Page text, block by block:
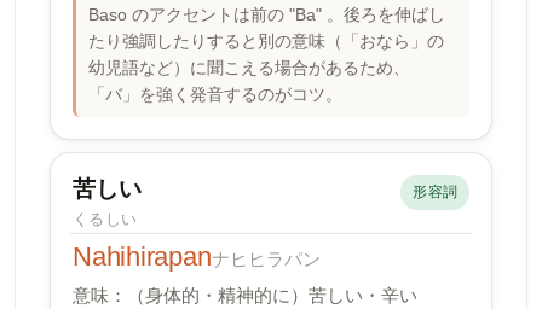
Baso のアクセントは前の "Ba" 。後ろを伸ばし
たり強調したりすると別の意味（「おなら」の
幼児語など）に聞こえる場合があるため、
「バ」を強く発音するのがコツ。
苦しい
くるしい
形容詞
Nahihirapanナヒヒラパン
意味：（身体的・精神的に）苦しい・辛い